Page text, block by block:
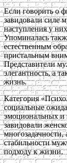
Если говорить о
завидовали силе
наступления у
Упоминалась
естественным
пристальным
Представители
элегантность, а
жизнь.
Категория
социальные
эмоциональных
завидовали
стабильности
подходу к жизни.